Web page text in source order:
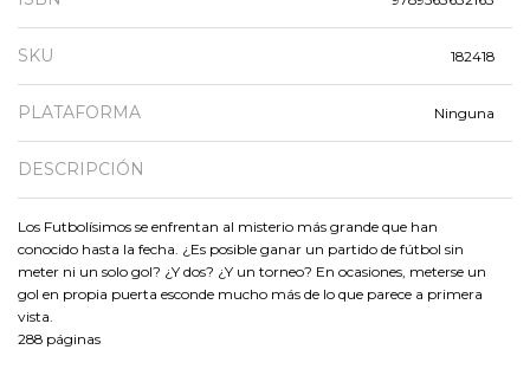
SKU 182418
PLATAFORMA Ninguna
DESCRIPCIÓN
Los Futbolísimos se enfrentan al misterio más grande que han
conocido hasta la fecha. ¿Es posible ganar un partido de fútbol sin
meter ni un solo gol? ¿Y dos? ¿Y un torneo? En ocasiones, meterse un
gol en propia puerta esconde mucho más de lo que parece a primera
vista.
288 páginas